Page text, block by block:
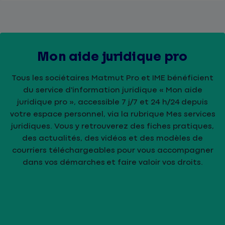
Mon aide juridique pro
Tous les sociétaires Matmut Pro et IME bénéficient
du service d'information juridique « Mon aide
juridique pro », accessible 7 j/7 et 24 h/24 depuis
votre espace personnel, via la rubrique Mes services
juridiques. Vous y retrouverez des fiches pratiques,
des actualités, des vidéos et des modèles de
courriers téléchargeables pour vous accompagner
dans vos démarches et faire valoir vos droits.